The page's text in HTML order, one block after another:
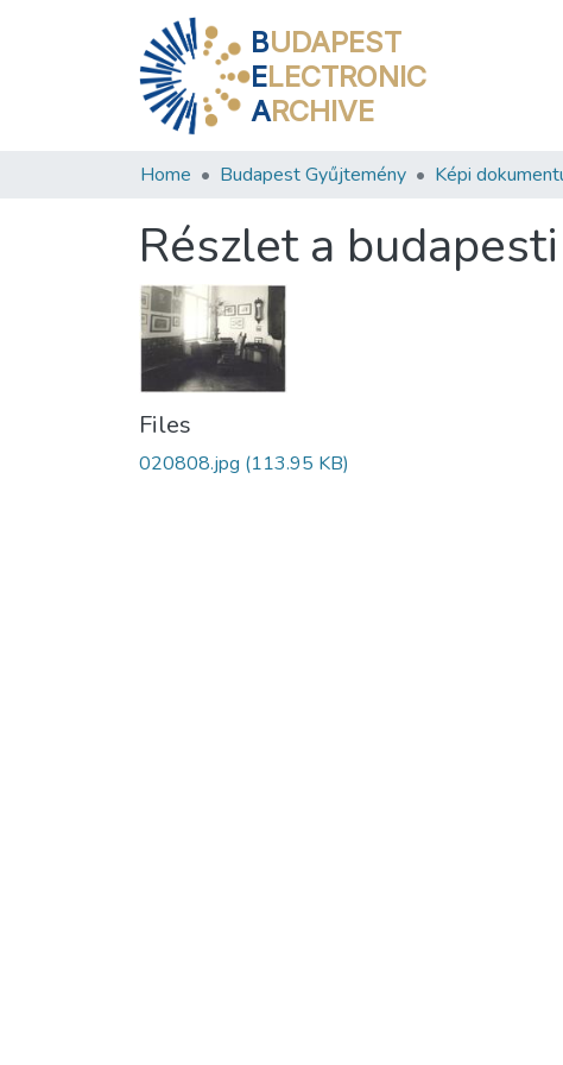
BUDAPEST
ELECTRONIC
ARCHIVE
Home Budapest Gyűjtemény Képi
Részlet a
Files
020808.jpg (113.95 KB)